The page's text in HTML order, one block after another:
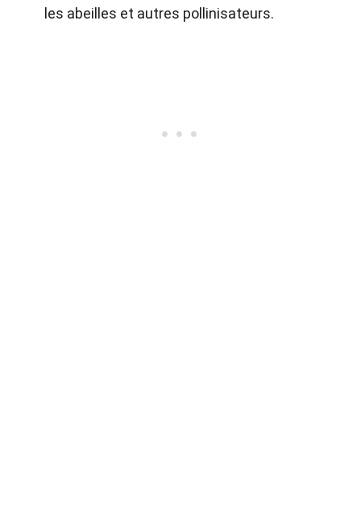
les abeilles et autres pollinisateurs.